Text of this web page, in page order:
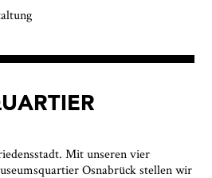
Mit unseren vier
Osnabrück stellen wir